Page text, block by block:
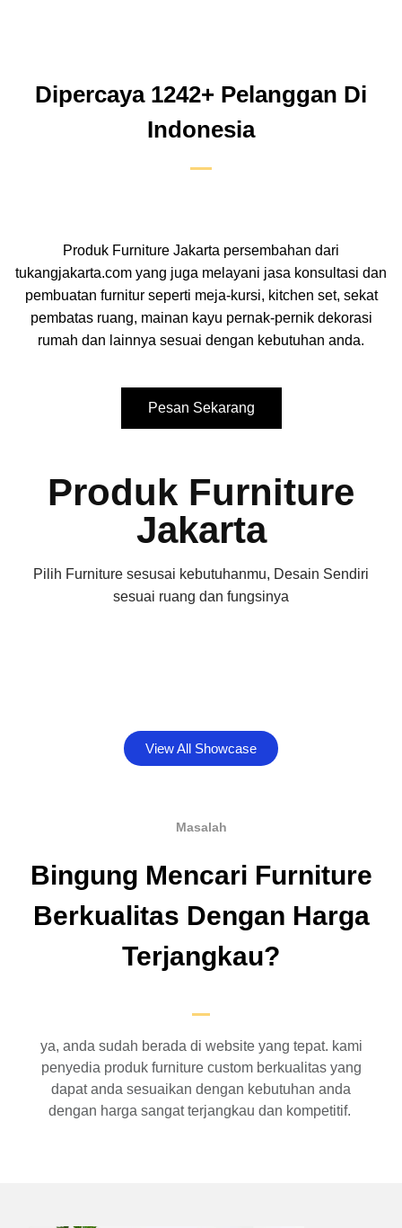
Dipercaya 1242+ Pelanggan Di
Indonesia
Produk Furniture Jakarta persembahan dari
tukangjakarta.com yang juga melayani jasa konsultasi dan
pembuatan furnitur seperti meja-kursi, kitchen set, sekat
pembatas ruang, mainan kayu pernak-pernik dekorasi
rumah dan lainnya sesuai dengan kebutuhan anda.
Pesan Sekarang
Produk Furniture
Jakarta
Pilih Furniture sesusai kebutuhanmu, Desain Sendiri
sesuai ruang dan fungsinya
View All Showcase
Masalah
Bingung Mencari Furniture
Berkualitas Dengan Harga
Terjangkau?
ya, anda sudah berada di website yang tepat. kami
penyedia produk furniture custom berkualitas yang
dapat anda sesuaikan dengan kebutuhan anda
dengan harga sangat terjangkau dan kompetitif.